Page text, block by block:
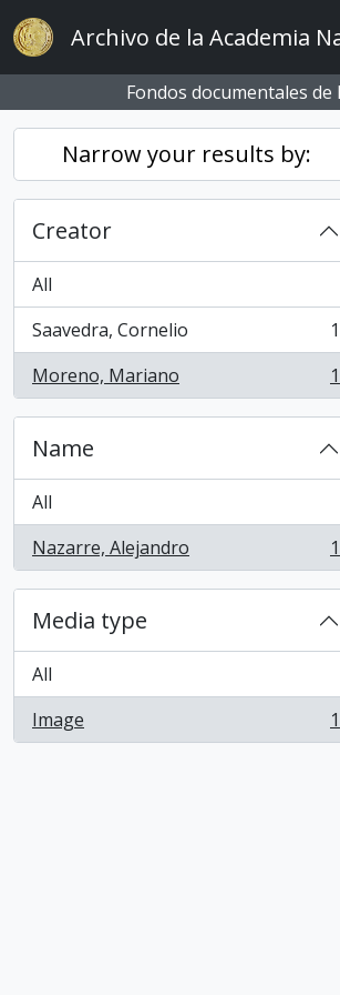
Skip to main content
Archivo de la Academia
Fondos documentales
Narrow your results by:
Creator
All
Saavedra, Cornelio
, 1 results
1
Moreno, Mariano
, 1 results 1
Name
All
Nazarre, Alejandro
, 1 results 1
Media type
All
Image
, 1 results 1